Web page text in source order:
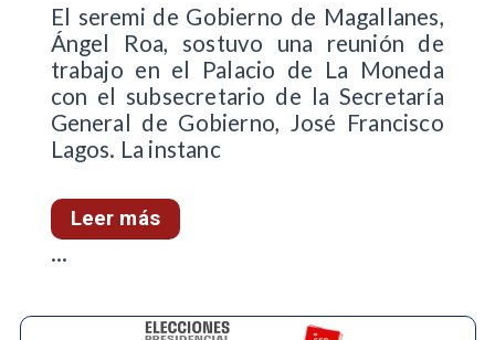
El seremi de Gobierno de Magallanes,
Ángel Roa, sostuvo una reunión de
trabajo en el Palacio de La Moneda
con el subsecretario de la Secretaría
General de Gobierno, José Francisco
Lagos. La instanc
Leer más
...